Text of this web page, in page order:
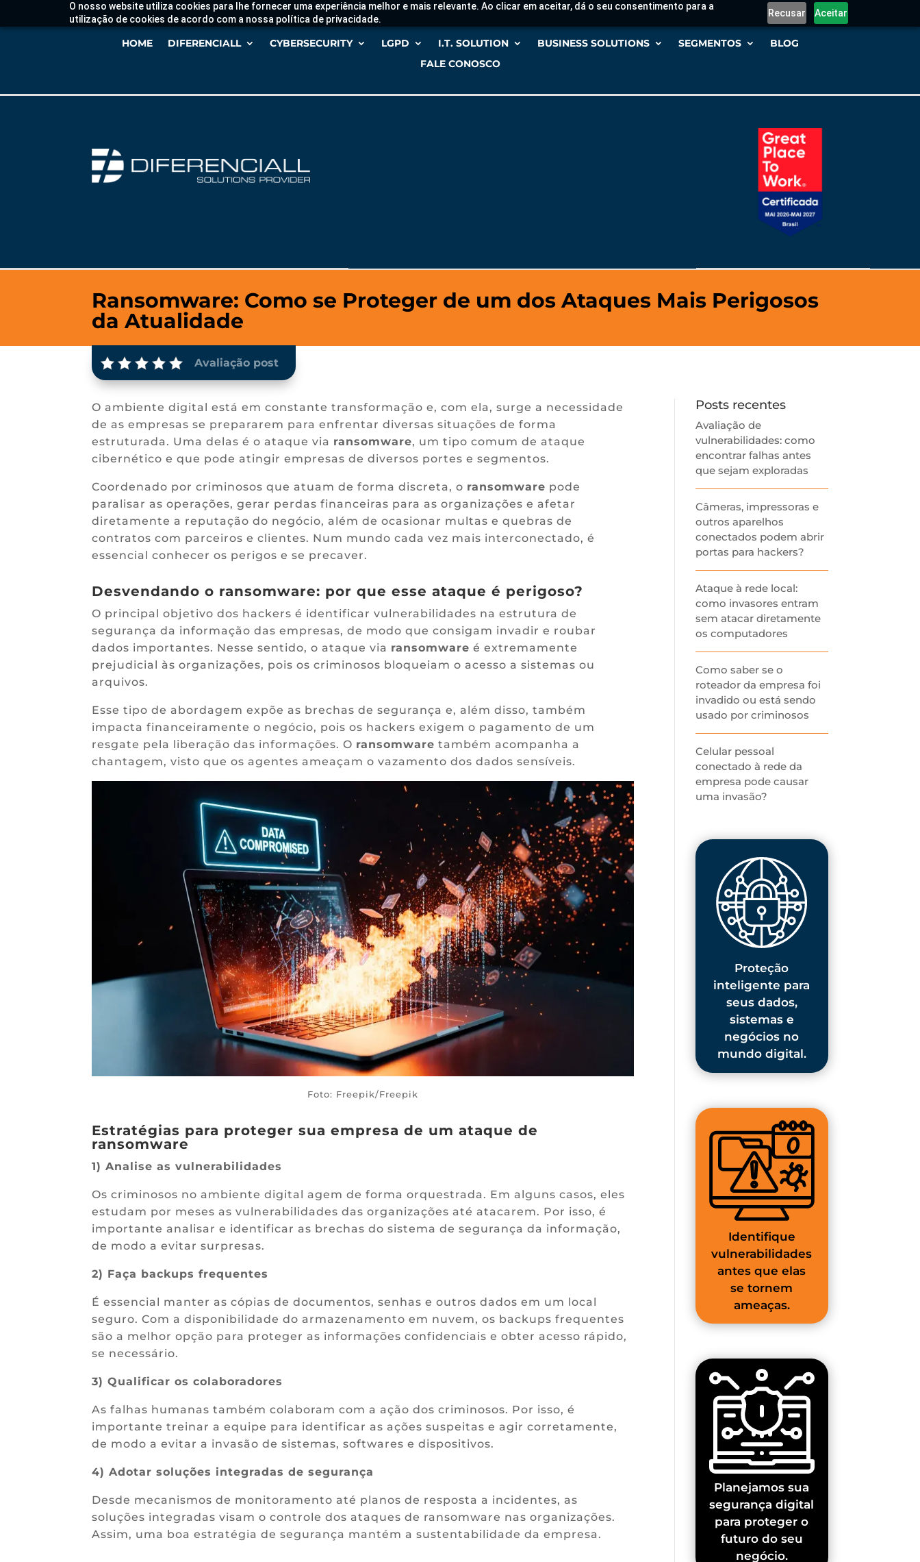
O nosso website utiliza cookies para lhe fornecer uma experiência melhor e mais relevante. Ao clicar em aceitar, dá o seu consentimento para a
utilização de cookies de acordo com a nossa política de privacidade.
Recusar Aceitar
HOME DIFERENCIALL CYBERSECURITY LGPD I.T. SOLUTION BUSINESS SOLUTIONS SEGMENTOS
BLOG
FALE CONOSCO
Ransomware: Como se Proteger de um dos Ataques Mais Perigosos
da Atualidade
Avaliação post
O ambiente digital está em constante transformação e, com ela, surge a necessidade
de as empresas se prepararem para enfrentar diversas situações de forma
estruturada. Uma delas é o ataque via ransomware, um tipo comum de ataque
cibernético e que pode atingir empresas de diversos portes e segmentos.
Coordenado por criminosos que atuam de forma discreta, o ransomware pode
paralisar as operações, gerar perdas financeiras para as organizações e afetar
diretamente a reputação do negócio, além de ocasionar multas e quebras de
contratos com parceiros e clientes. Num mundo cada vez mais interconectado, é
essencial conhecer os perigos e se precaver.
Desvendando o ransomware: por que esse ataque é perigoso?
O principal objetivo dos hackers é identificar vulnerabilidades na estrutura de
segurança da informação das empresas, de modo que consigam invadir e roubar
dados importantes. Nesse sentido, o ataque via ransomware é extremamente
prejudicial às organizações, pois os criminosos bloqueiam o acesso a sistemas ou
arquivos.
Esse tipo de abordagem expõe as brechas de segurança e, além disso, também
impacta financeiramente o negócio, pois os hackers exigem o pagamento de um
resgate pela liberação das informações. O ransomware também acompanha a
chantagem, visto que os agentes ameaçam o vazamento dos dados sensíveis.
Foto: Freepik/Freepik
Estratégias para proteger sua empresa de um ataque de
ransomware
1) Analise as vulnerabilidades
Os criminosos no ambiente digital agem de forma orquestrada. Em alguns casos, eles
estudam por meses as vulnerabilidades das organizações até atacarem. Por isso, é
importante analisar e identificar as brechas do sistema de segurança da informação,
de modo a evitar surpresas.
2) Faça backups frequentes
É essencial manter as cópias de documentos, senhas e outros dados em um local
seguro. Com a disponibilidade do armazenamento em nuvem, os backups frequentes
são a melhor opção para proteger as informações confidenciais e obter acesso rápido,
se necessário.
3) Qualificar os colaboradores
As falhas humanas também colaboram com a ação dos criminosos. Por isso, é
importante treinar a equipe para identificar as ações suspeitas e agir corretamente,
de modo a evitar a invasão de sistemas, softwares e dispositivos.
4) Adotar soluções integradas de segurança
Desde mecanismos de monitoramento até planos de resposta a incidentes, as
soluções integradas visam o controle dos ataques de ransomware nas organizações.
Assim, uma boa estratégia de segurança mantém a sustentabilidade da empresa.
Posts recentes
Avaliação de
vulnerabilidades: como
encontrar falhas antes
que sejam exploradas
Câmeras, impressoras e
outros aparelhos
conectados podem abrir
portas para hackers?
Ataque à rede local:
como invasores entram
sem atacar diretamente
os computadores
Como saber se o
roteador da empresa foi
invadido ou está sendo
usado por criminosos
Celular pessoal
conectado à rede da
empresa pode causar
uma invasão?
Proteção
inteligente para
seus dados,
sistemas e
negócios no
mundo digital.
Identifique
vulnerabilidades
antes que elas
se tornem
ameaças.
Planejamos sua
segurança digital
para proteger o
futuro do seu
negócio.